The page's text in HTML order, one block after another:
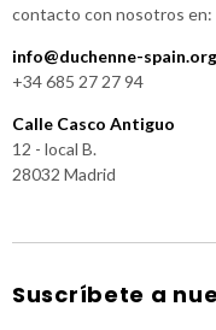
contacto con nosotros en:
info@duchenne-spain.org
+34 685 27 27 94
Calle Casco Antiguo
12 - local B.
28032 Madrid
Suscríbete a